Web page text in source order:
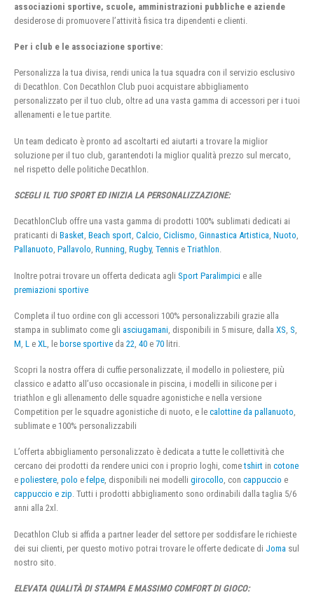
associazioni sportive, scuole, amministrazioni pubbliche e aziende
desiderose di promuovere l’attività fisica tra dipendenti e clienti.
Per i club e le associazione sportive:
Personalizza la tua divisa, rendi unica la tua squadra con il servizio esclusivo
di Decathlon. Con Decathlon Club puoi acquistare abbigliamento
personalizzato per il tuo club, oltre ad una vasta gamma di accessori per i tuoi
allenamenti e le tue partite.
Un team dedicato è pronto ad ascoltarti ed aiutarti a trovare la miglior
soluzione per il tuo club, garantendoti la miglior qualità prezzo sul mercato,
nel rispetto delle politiche Decathlon.
SCEGLI IL TUO SPORT ED INIZIA LA PERSONALIZZAZIONE:
DecathlonClub offre una vasta gamma di prodotti 100% sublimati dedicati ai
praticanti di Basket, Beach sport, Calcio, Ciclismo, Ginnastica Artistica, Nuoto,
Pallanuoto, Pallavolo, Running, Rugby, Tennis e Triathlon.
Inoltre potrai trovare un offerta dedicata agli Sport Paralimpici e alle
premiazioni sportive
Completa il tuo ordine con gli accessori 100% personalizzabili grazie alla
stampa in sublimato come gli asciugamani , disponibili in 5 misure, dalla XS S
M L e XL , le borse sportive da 22 40 e 70 litri.
Scopri la nostra offera di cuffie personalizzate, il modello in poliestere, più
classico e adatto all’uso occasionale in piscina, i modelli in silicone per i
triathlon e gli allenamento delle squadre agonistiche e nella versione
Competition per le squadre agonistiche di nuoto, e le calottine da pallanuoto,
sublimate e 100% personalizzabili
L’offerta abbigliamento personalizzato è dedicata a tutte le collettività che
cercano dei prodotti da rendere unici con i proprio loghi, cometshirt in cotone
e poliestere, polo e felpe, disponibili nei modelli girocollo, con cappuccio e
cappuccio e zip. Tutti i prodotti abbigliamento sono ordinabili dalla taglia 5/6
anni alla 2xl.
Decathlon Club si affida a partner leader del settore per soddisfare le richieste
dei sui clienti, per questo motivo potrai trovare le offerte dedicate di Joma sul
nostro sito.
ELEVATA QUALITÀ DI STAMPA E MASSIMO COMFORT DI GIOCO: